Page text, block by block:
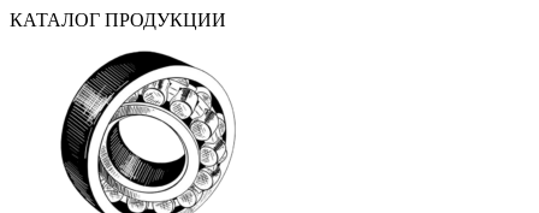
КАТАЛОГ ПРОДУКЦИИ